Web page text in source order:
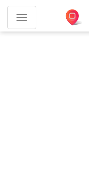
Программы
для